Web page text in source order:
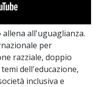
all'uguaglianza.
per
razziale, doppio
dell'educazione,
inclusiva e